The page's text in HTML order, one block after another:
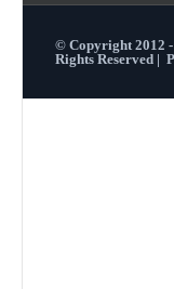
© Copyright 2012
Rights Reserved |